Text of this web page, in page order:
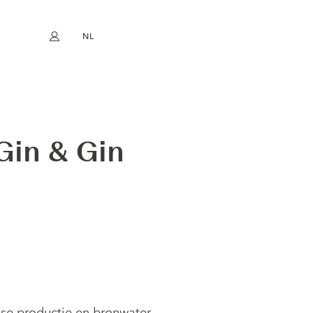
Mijn account
NL
& Gin